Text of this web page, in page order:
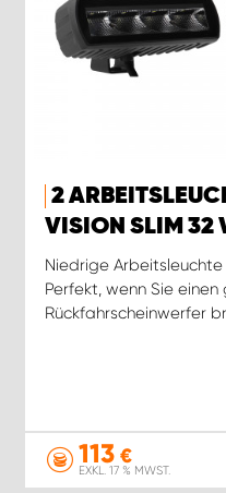
2
VISION SLIM 32
Niedrige
Perfekt, wenn Sie einen
Rückfahrscheinwerfer
113€
EXKL. 17 % MWST.